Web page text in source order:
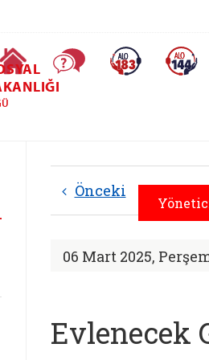
Ana Sayfa Sıkça Sorulan Sorular
Alo 183 (yeni
Önceki
06 Mart 2025,
Evlenecek